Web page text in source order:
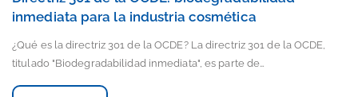
inmediata para la industria cosmética
¿Qué es la directriz 301 de la OCDE? La directriz 301 de la OCDE,
titulado "Biodegradabilidad inmediata", es parte de…